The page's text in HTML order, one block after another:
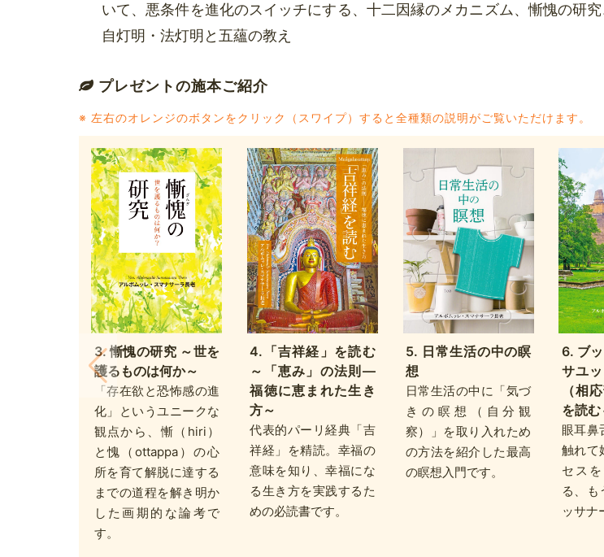
いて、悪条件を進化のスイッチにする、十二因縁のメカニズム、慚愧の研
自灯明・法灯明と五蘊の教え
プレゼントの施本ご紹介
※ 左右のオレンジのボタンをクリック（スワイプ）すると全種類の説明がご覧いただけます。
3. 慚愧の研究 ～世を
護るものは何か～
「存在欲と恐怖感の進
化」というユニークな
観点から、慚（hiri）
と愧（ottappa）の心
所を育て解脱に達する
までの道程を解き明か
した画期的な論考で
す。
4.「吉祥経」を読む
～「恵み」の法則―
福徳に恵まれた生き
方～
代表的パーリ経典「吉
祥経」を精読。幸福の
意味を知り、幸福にな
る生き方を実践するた
めの必読書です。
5. 日常生活の中の瞑
想
日常生活の中に「気づ
きの瞑想（自分観
察）」を取り入れため
の方法を紹介した最高
の瞑想入門です。
6. ブ
サユ
（相
を読む
眼耳鼻
触れて
セス
る、も
ッサナ